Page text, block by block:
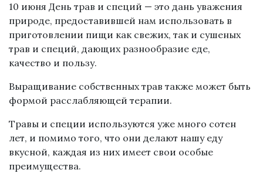
10 июня День трав и специй — это дань уважения
природе, предоставившей нам использовать в
приготовлении пищи как свежих, так и сушеных
трав и специй, дающих разнообразие еде,
качество и пользу.
Выращивание собственных трав также может быть
формой расслабляющей терапии.
Травы и специи используются уже много сотен
лет, и помимо того, что они делают нашу еду
вкусной, каждая из них имеет свои особые
преимущества.